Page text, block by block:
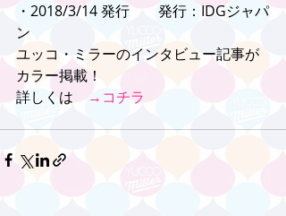
・2018/3/14 発行　　発行：IDGジャパ
ン
ユッコ・ミラーのインタビュー記事が
カラー掲載！
詳しくは
→コチラ